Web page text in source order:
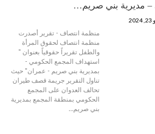
– مديرية بني صريم…
منظمة انتصاف - تقرير أصدرت
منظمة انتصاف لحقوق المرأة
والطفل تقريراً حقوقياً بعنوان "
استهداف المجمع الحكومي -
بمديرية بني صريم - عمران" حيث
تناول التقرير جريمة قصف طيران
تحالف العدوان على المجمع
الحكومي بمنطقة المجمع بمديرية
بني صريم…